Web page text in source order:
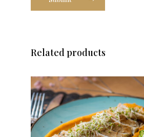
Related products